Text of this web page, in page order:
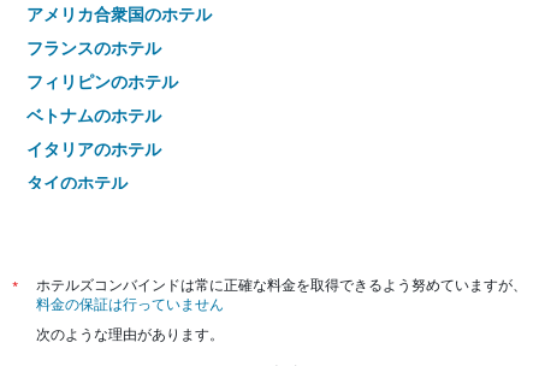
アメリカ合衆国のホテル
フランスのホテル
フィリピンのホテル
ベトナムのホテル
イタリアのホテル
タイのホテル
*
ホテルズコンバインドは常に正確な料金を取得できるよう努めていますが、
料金の保証は行っていません
次のような理由があります。